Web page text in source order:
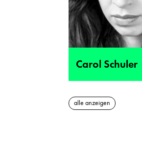
Carol Schuler
alle anzeigen